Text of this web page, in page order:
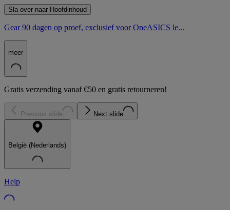
Sla over naar Hoofdinhoud
Gear 90 dagen op proef, exclusief voor OneASICS le...
meer
Gratis verzending vanaf €50 en gratis retourneren!
Previous slide Next slide
België (Nederlands)
Help